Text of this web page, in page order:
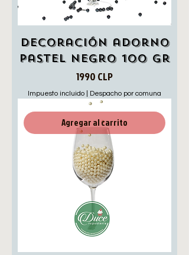
Decoración adorno
pastel negro 100 gr
Precio
1990 CLP
Impuesto incluido Despacho por comuna
Agregar al carrito